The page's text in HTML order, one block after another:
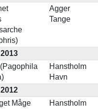
Agger
Tange
2013
Hanstholm
Havn
2012
Måge
Hanstholm